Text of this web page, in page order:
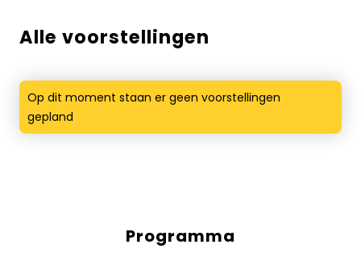
Alle voorstellingen
Op dit moment staan er geen voorstellingen
gepland
Programma